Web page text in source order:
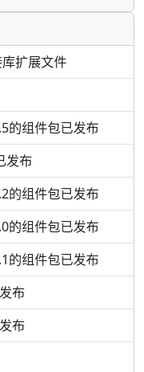
扩展文件
的组件包已发布
发布
的组件包已发布
的组件包已发布
的组件包已发布
布
布